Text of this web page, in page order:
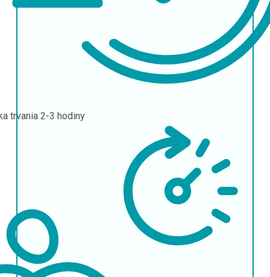
trvania 2-3 hodiny